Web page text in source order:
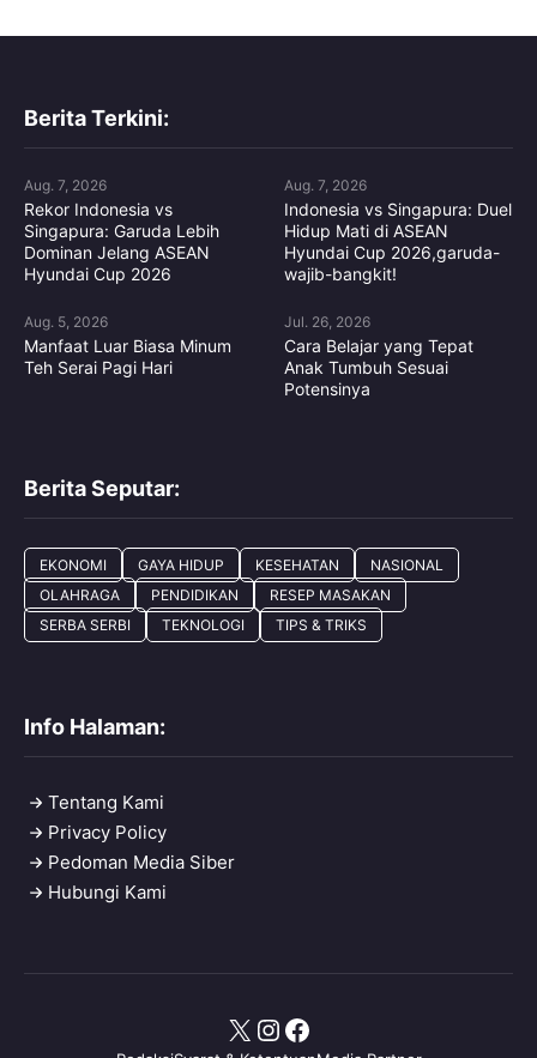
Berita Terkini:
Aug. 7, 2026
Rekor Indonesia vs
Singapura: Garuda Lebih
Dominan Jelang ASEAN
Hyundai Cup 2026
Aug. 7, 2026
Indonesia vs Singapura: Duel
Hidup Mati di ASEAN
Hyundai Cup 2026,garuda-
wajib-bangkit!
Aug. 5, 2026
Manfaat Luar Biasa Minum
Teh Serai Pagi Hari
Jul. 26, 2026
Cara Belajar yang Tepat
Anak Tumbuh Sesuai
Potensinya
Berita Seputar:
EKONOMI GAYA HIDUP KESEHATAN
NASIONAL
OLAHRAGA
PENDIDIKAN
RESEP MASAKAN
SERBA SERBI
TEKNOLOGI TIPS & TRIKS
Info Halaman:
Tentang Kami
Privacy Policy
Pedoman Media Siber
Hubungi Kami
X Instagram
Facebook